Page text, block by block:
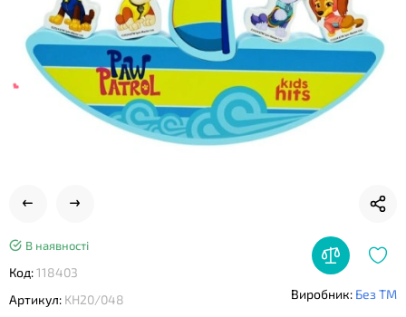
В наявності
Код:118403
Артикул: KH20/048 Виробник: Без ТМ
❤